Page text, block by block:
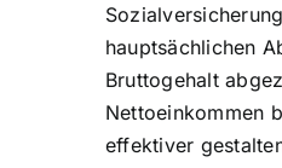
hauptsächlichen
Bruttogehalt
Nettoeinkommen
effektiver